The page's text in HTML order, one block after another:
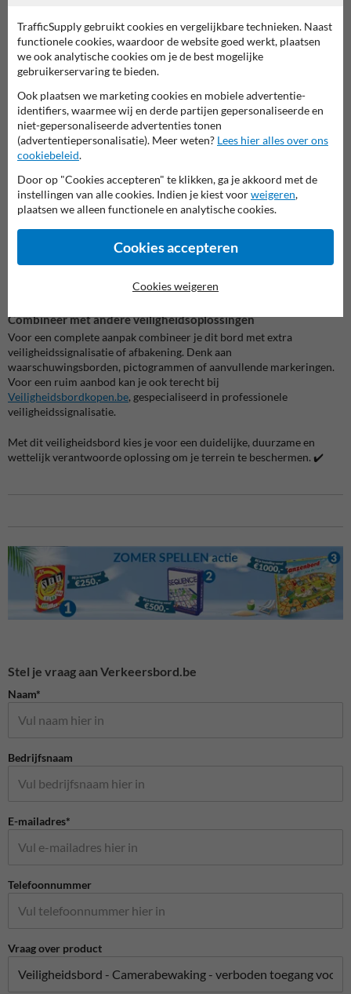
Stevig verkeersbord voor vaste plaatsing
Dankzij de dubbel omgeplooide rand (SB250) is dit bord extra stevig
en geschikt voor langdurige buitenplaatsing. De afwerking in
verkeerswit (RAL 9016) en verkeersgrijs (RAL 7043) geeft het bord
een officiële, professionele uitstraling die perfect past op:
bedrijfsterreinen
magazijnen en logistieke zones
werven en industriële sites
privéterreinen en parkings
Zelf aanpassen in de SignEditor
Wil je de tekst of pictogrammen aanpassen? Dat kan eenvoudig via
onze SignEditor. Zo maak je van dit bord exact de signalisatie
camerabewaking die past bij jouw situatie, zonder in te boeten op
duidelijkheid of leesbaarheid.
waarschuwingen en toegangsbeperkingen.
Combineer met andere veiligheidsoplossingen
Voor een complete aanpak combineer je dit bord met extra
veiligheidssignalisatie of afbakening. Denk aan
waarschuwingsborden, pictogrammen of aanvullende markeringen.
Voor een ruim aanbod kan je ook terecht bij
Veiligheidsbordkopen.be, gespecialiseerd in professionele
veiligheidssignalisatie.
Met dit veiligheidsbord kies je voor een duidelijke, duurzame en
wettelijk verantwoorde oplossing om je terrein te beschermen. ✔️
Stel je vraag aan Verkeersbord.be
Naam*
Bedrijfsnaam
E-mailadres*
Telefoonnummer
Vraag over product
TrafficSupply gebruikt cookies en vergelijkbare technieken. Naast
functionele cookies, waardoor de website goed werkt, plaatsen
we ook analytische cookies om je de best mogelijke
gebruikerservaring te bieden.
Ook plaatsen we marketing cookies en mobiele advertentie-
identifiers, waarmee wij en derde partijen gepersonaliseerde en
niet-gepersonaliseerde advertenties tonen
(advertentiepersonalisatie). Meer weten? Lees hier alles over ons
cookiebeleid.
Door op "Cookies accepteren" te klikken, ga je akkoord met de
instellingen van alle cookies. Indien je kiest voorweigeren,
plaatsen we alleen functionele en analytische cookies.
Cookies accepteren
Cookies weigeren